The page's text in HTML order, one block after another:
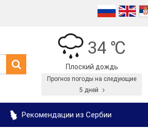
34 ℃
Плоский дождь
Прогноз погоды на следующие
5 дней
Рекомендации из Сербии